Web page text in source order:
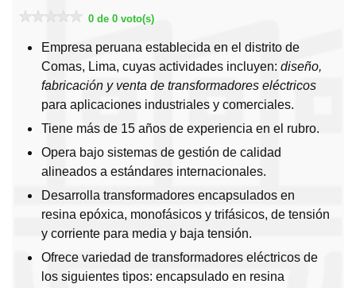
0 de 0 voto(s)
Empresa peruana establecida en el distrito de
Comas, Lima, cuyas actividades incluyen: diseño,
fabricación y venta de transformadores eléctricos
para aplicaciones industriales y comerciales.
Tiene más de 15 años de experiencia en el rubro.
Opera bajo sistemas de gestión de calidad
alineados a estándares internacionales.
Desarrolla transformadores encapsulados en
resina epóxica, monofásicos y trifásicos, de tensión
y corriente para media y baja tensión.
Ofrece variedad de transformadores eléctricos de
los siguientes tipos: encapsulado en resina